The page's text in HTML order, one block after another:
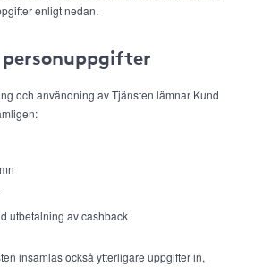
enligt nedan.
och användning av Tjänsten lämnar Kund
utbetalning av cashback
insamlas också ytterligare uppgifter in,